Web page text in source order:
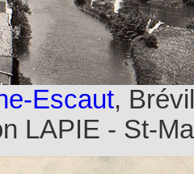
Escaut,
LAPIE - St-